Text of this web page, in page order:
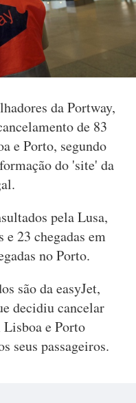
da Portway,
de 83
e Porto, segundo
do 'site' da
pela Lusa,
23 chegadas em
no Porto.
são da easyJet,
decidiu cancelar
e Porto
seus passageiros.